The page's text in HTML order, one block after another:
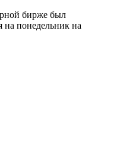
бирже был
на понедельник на